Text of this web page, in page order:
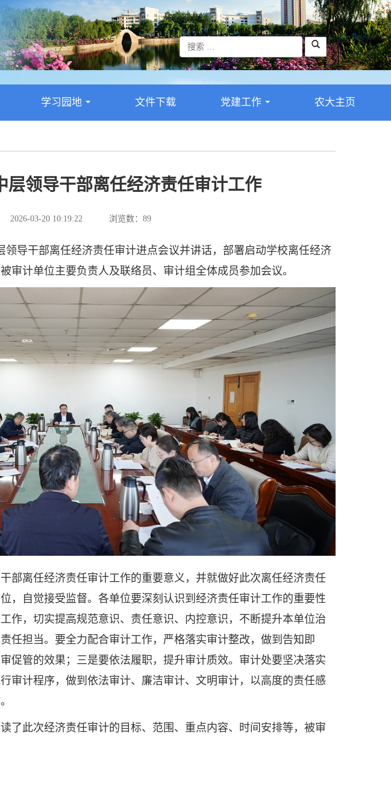
学习园地
文件下载
党建工作
农大主页
层领导干部离任经济责任审计工作
2026-03-20 10:19:22 浏览数： 89
导干部离任经济责任审计进点会议并讲话，部署启动学校离任经济
审计单位主要负责人及联络员、审计组全体成员参加会议。
离任经济责任审计工作的重要意义，并就做好此次离任经济责任
，自觉接受监督。各单位要深刻认识到经济责任审计工作的重要性
作，切实提高规范意识、责任意识、内控意识，不断提升本单位治
任担当。要全力配合审计工作，严格落实审计整改，做到告知即
促管的效果；三是要依法履职，提升审计质效。审计处要坚决落实
审计程序，做到依法审计、廉洁审计、文明审计，以高度的责任感
此次经济责任审计的目标、范围、重点内容、时间安排等，被审